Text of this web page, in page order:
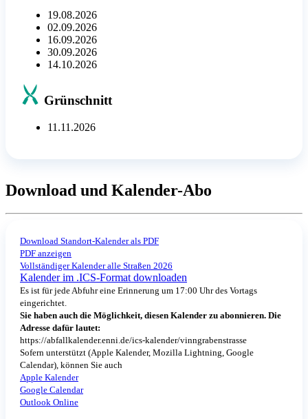
19.08.2026
02.09.2026
16.09.2026
30.09.2026
14.10.2026
Grünschnitt
11.11.2026
Download und Kalender-Abo
Download Standort-Kalender als PDF
PDF anzeigen
Vollständiger Kalender alle Straßen 2026
Kalender im .ICS-Format downloaden
Es ist für jede Abfuhr eine Erinnerung um 17:00 Uhr des Vortags
eingerichtet.
Sie haben auch die Möglichkeit, diesen Kalender zu abonnieren. Die
Adresse dafür lautet:
https://abfallkalender.enni.de/ics-kalender/vinngrabenstrasse
Sofern unterstützt (Apple Kalender, Mozilla Lightning, Google
Calendar), können Sie auch
Apple Kalender
Google Calendar
Outlook Online